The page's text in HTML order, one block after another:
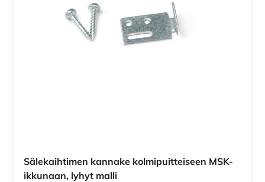
Sälekaihtimen kannake kolmipuitteiseen MSK-
ikkunaan, lyhyt malli